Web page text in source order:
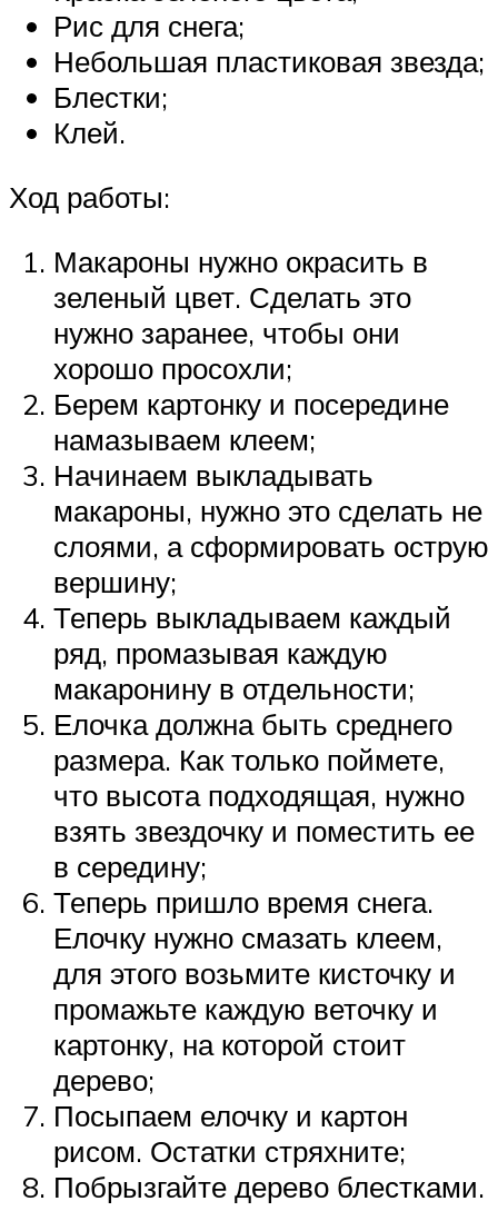
Рис для снега;
Небольшая пластиковая звезда;
Блестки;
Клей.
Ход работы:
Макароны нужно окрасить в
зеленый цвет. Сделать это
нужно заранее, чтобы они
хорошо просохли;
Берем картонку и посередине
намазываем клеем;
Начинаем выкладывать
макароны, нужно это сделать не
слоями, а сформировать острую
вершину;
Теперь выкладываем каждый
ряд, промазывая каждую
макаронину в отдельности;
Елочка должна быть среднего
размера. Как только поймете,
что высота подходящая, нужно
взять звездочку и поместить ее
в середину;
Теперь пришло время снега.
Елочку нужно смазать клеем,
для этого возьмите кисточку и
промажьте каждую веточку и
картонку, на которой стоит
дерево;
Посыпаем елочку и картон
рисом. Остатки стряхните;
Побрызгайте дерево блестками.